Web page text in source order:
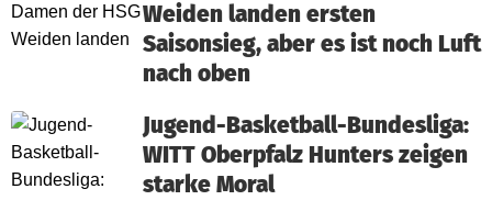
Weiden landen ersten
Saisonsieg, aber es ist noch Luft
nach oben
Jugend-Basketball-Bundesliga:
WITT Oberpfalz Hunters zeigen
starke Moral